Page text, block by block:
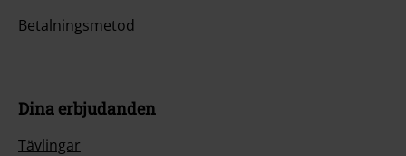
Betalningsmetod
Dina erbjudanden
Tävlingar